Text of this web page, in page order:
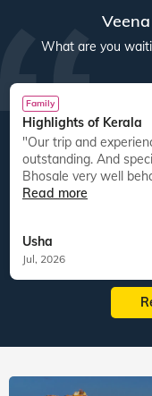
What are you
Family
Highlights of Kerala
"Our trip and experience with Veena world was
outstanding. And
Bhosale very well
Read more
Usha
Jul, 2026